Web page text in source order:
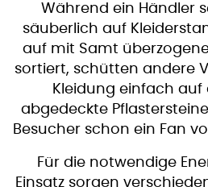
Während ein Händler
säuberlich auf
auf mit Samt
sortiert, schütten andere
Kleidung einfach auf
abgedeckte
Besucher schon ein Fan
Für die notwendige
Einsatz sorgen